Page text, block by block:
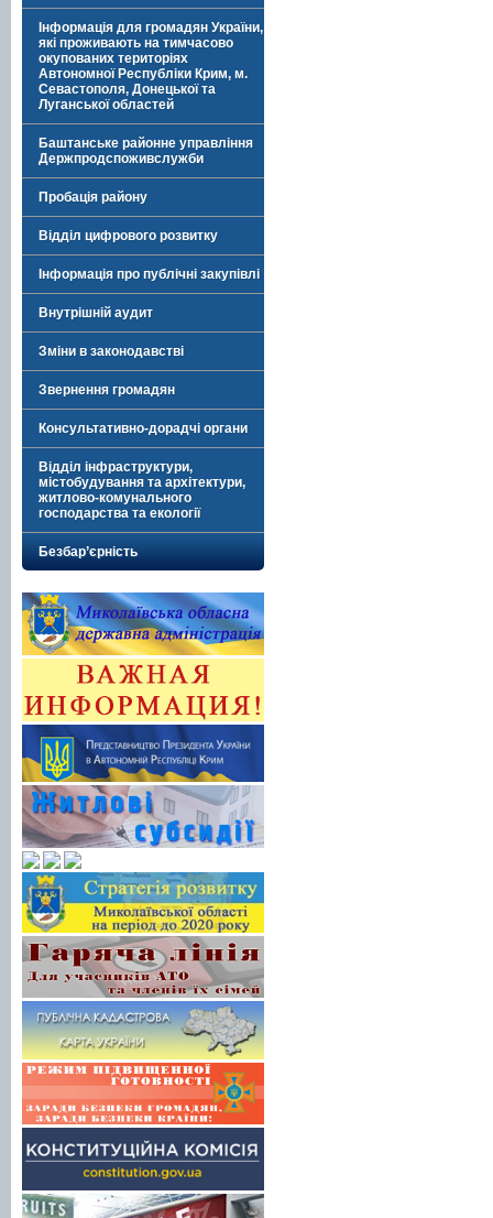
Інформація для громадян України,
які проживають на тимчасово
окупованих територіях
Автономної Республіки Крим, м.
Севастополя, Донецької та
Луганської областей
Баштанське районне управління
Держпродспоживслужби
Пробація району
Відділ цифрового розвитку
Інформація про публічні закупівлі
Внутрішній аудит
Зміни в законодавстві
Звернення громадян
Консультативно-дорадчі органи
Відділ інфраструктури,
містобудування та архітектури,
житлово-комунального
господарства та екології
Безбар’єрність